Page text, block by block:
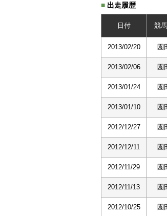
■ 出走履歴
日付 競
2013/02/20 園
2013/02/06 園
2013/01/24 園
2013/01/10 園
2012/12/27 園
2012/12/11 園
2012/11/29 園
2012/11/13 園
2012/10/25 園